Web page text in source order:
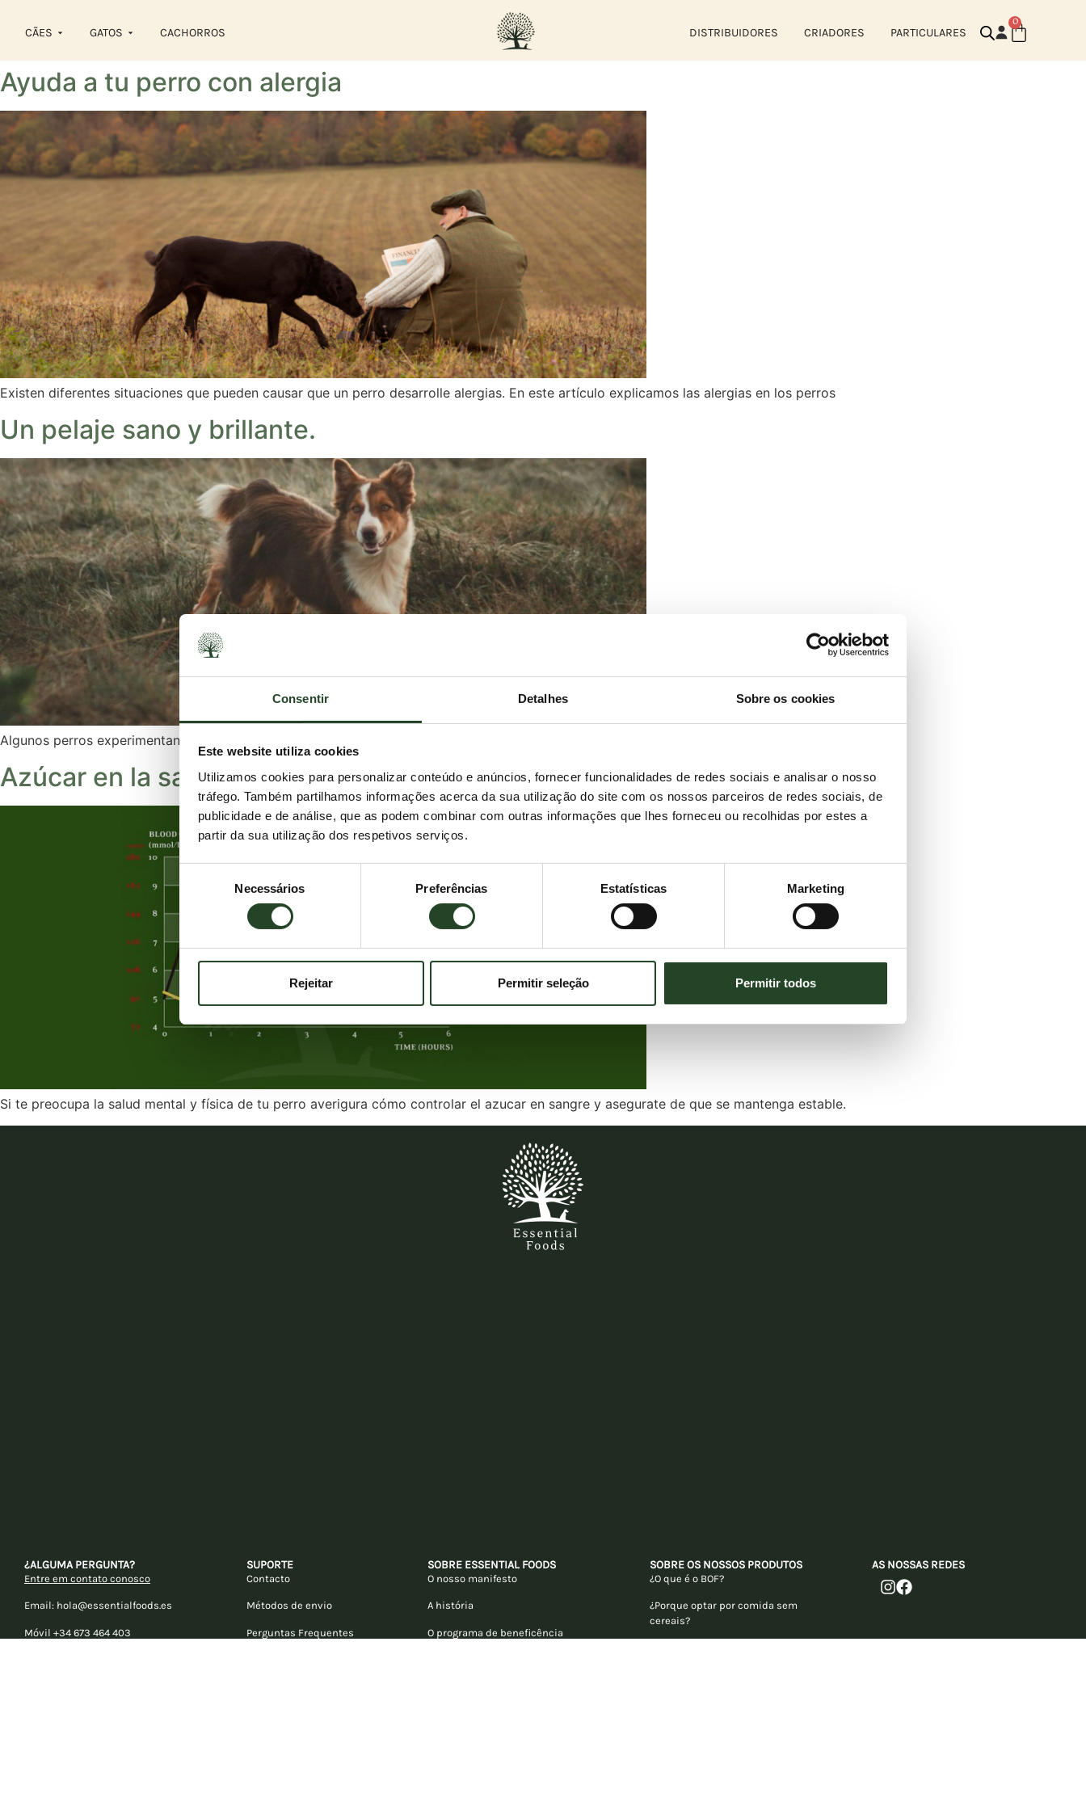
Consentir Detalhes Sobre os cookies
Este website utiliza cookies
Utilizamos cookies para personalizar conteúdo e anúncios, fornecer funcionalidades de redes sociais e analisar o nosso
tráfego. Também partilhamos informações acerca da sua utilização do site com os nossos parceiros de redes sociais, de
publicidade e de análise, que as podem combinar com outras informações que lhes forneceu ou recolhidas por estes a
partir da sua utilização dos respetivos serviços.
consentimento
Necessários Preferências Estatísticas Marketing
Rejeitar Permitir seleção Permitir todos
CÃES GATOS CACHORROS DISTRIBUIDORES CRIADORES PARTICULARES
0
Ayuda a tu perro con alergia
Existen diferentes situaciones que pueden causar que un perro desarrolle alergias. En este artículo explicamos las alergias en los perros
Un pelaje sano y brillante.
Algunos perros experimentan problemas con el pelaje, picazón y piel seca; esto puede ser por falta de vitaminas y ácidos grasos en su dieta.
Azúcar en la sangre de tu perro
Si te preocupa la salud mental y física de tu perro averigura cómo controlar el azucar en sangre y asegurate de que se mantenga estable.
¿ALGUMA PERGUNTA?
Entre em contato conosco
Email: hola@essentialfoods.es
Móvil +34 673 464 403
SUPORTE
Contacto
Métodos de envio
Perguntas Frequentes
SOBRE ESSENTIAL FOODS
O nosso manifesto
A história
O programa de beneficência
SOBRE OS NOSSOS PRODUTOS
¿O que é o BOF?
¿Porque optar por comida sem
cereais?
AS NOSSAS REDES